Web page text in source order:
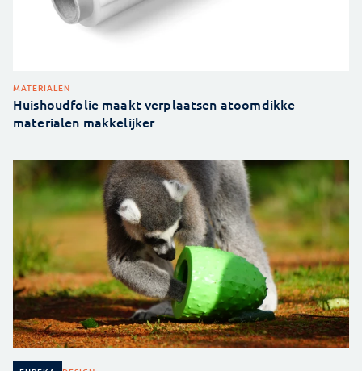
MATERIALEN
Huishoudfolie maakt verplaatsen atoomdikke
materialen makkelijker